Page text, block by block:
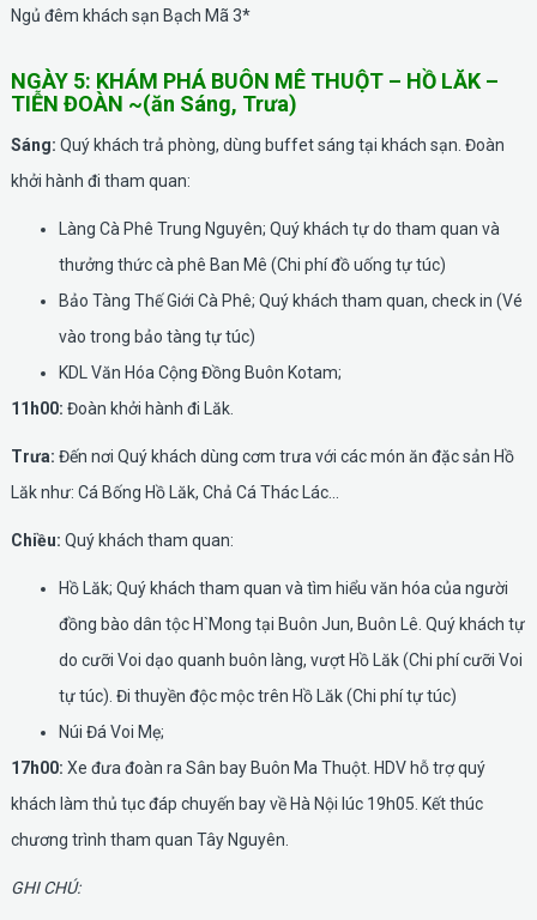
Ngủ đêm khách sạn Bạch Mã 3*
NGÀY 5: KHÁM PHÁ BUÔN MÊ THUỘT – HỒ LĂK –
TIỄN ĐOÀN ~(ăn Sáng, Trưa)
Sáng: Quý khách trả phòng, dùng buffet sáng tại khách sạn. Đoàn
khởi hành đi tham quan:
Làng Cà Phê Trung Nguyên; Quý khách tự do tham quan và
thưởng thức cà phê Ban Mê (Chi phí đồ uống tự túc)
Bảo Tàng Thế Giới Cà Phê; Quý khách tham quan, check in (Vé
vào trong bảo tàng tự túc)
KDL Văn Hóa Cộng Đồng Buôn Kotam;
11h00: Đoàn khởi hành đi Lăk.
Trưa: Đến nơi Quý khách dùng cơm trưa với các món ăn đặc sản Hồ
Lăk như: Cá Bống Hồ Lăk, Chả Cá Thác Lác...
Chiều: Quý khách tham quan:
Hồ Lăk; Quý khách tham quan và tìm hiểu văn hóa của người
đồng bào dân tộc H`Mong tại Buôn Jun, Buôn Lê. Quý khách tự
do cưỡi Voi dạo quanh buôn làng, vượt Hồ Lăk (Chi phí cưỡi Voi
tự túc). Đi thuyền độc mộc trên Hồ Lăk (Chi phí tự túc)
Núi Đá Voi Mẹ;
17h00: Xe đưa đoàn ra Sân bay Buôn Ma Thuột. HDV hỗ trợ quý
khách làm thủ tục đáp chuyến bay về Hà Nội lúc 19h05. Kết thúc
chương trình tham quan Tây Nguyên.
GHI CHÚ: